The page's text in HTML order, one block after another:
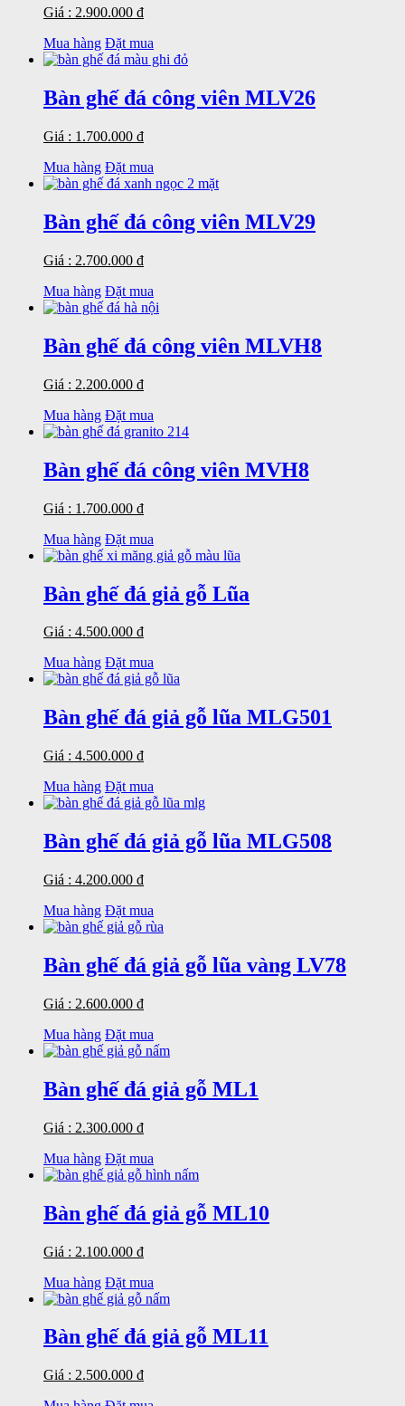
Giá : 2.900.000 đ
Mua hàng Đặt mua
Bàn ghế đá công viên MLV26
Giá : 1.700.000 đ
Mua hàng Đặt mua
Bàn ghế đá công viên MLV29
Giá : 2.700.000 đ
Mua hàng Đặt mua
Bàn ghế đá công viên MLVH8
Giá : 2.200.000 đ
Mua hàng Đặt mua
Bàn ghế đá công viên MVH8
Giá : 1.700.000 đ
Mua hàng Đặt mua
Bàn ghế đá giả gỗ Lũa
Giá : 4.500.000 đ
Mua hàng Đặt mua
Bàn ghế đá giả gỗ lũa MLG501
Giá : 4.500.000 đ
Mua hàng Đặt mua
Bàn ghế đá giả gỗ lũa MLG508
Giá : 4.200.000 đ
Mua hàng Đặt mua
Bàn ghế đá giả gỗ lũa vàng LV78
Giá : 2.600.000 đ
Mua hàng Đặt mua
Bàn ghế đá giả gỗ ML1
Giá : 2.300.000 đ
Mua hàng Đặt mua
Bàn ghế đá giả gỗ ML10
Giá : 2.100.000 đ
Mua hàng Đặt mua
Bàn ghế đá giả gỗ ML11
Giá : 2.500.000 đ